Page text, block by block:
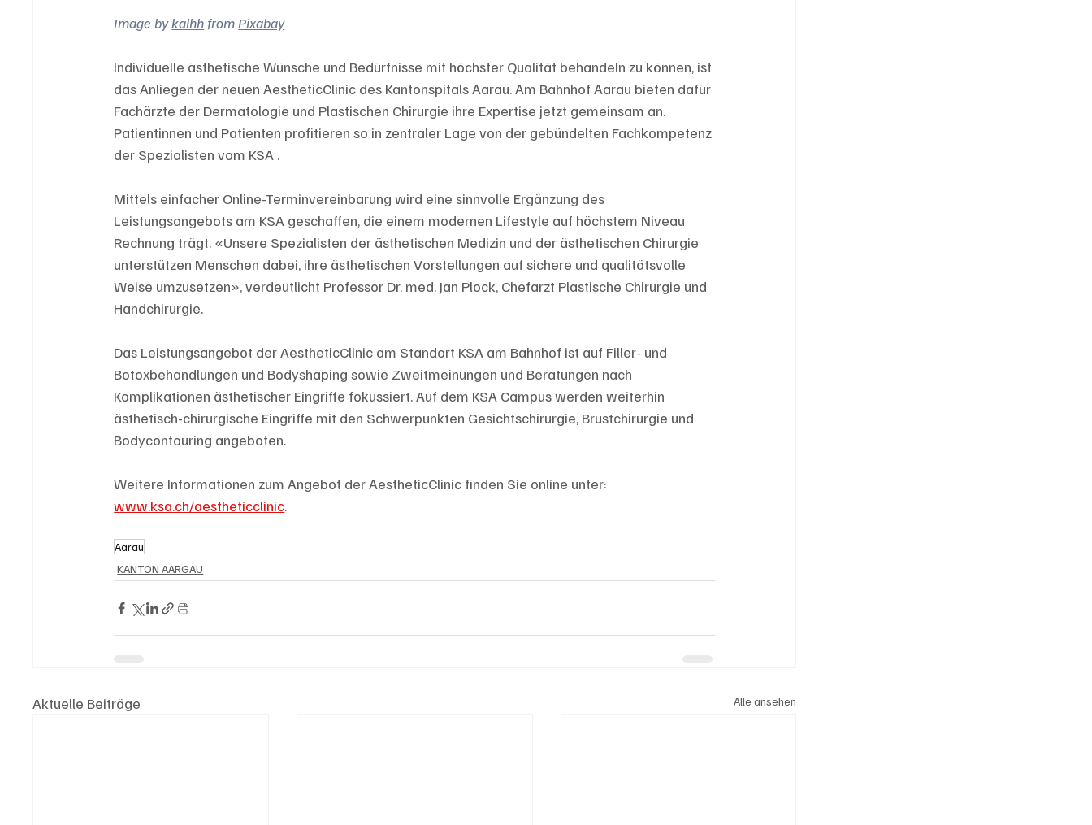
Image by kalhh from Pixabay
Individuelle ästhetische Wünsche und Bedürfnisse mit höchster Qualität behandeln zu können, ist
das Anliegen der neuen AestheticClinic des Kantonspitals Aarau. Am Bahnhof Aarau bieten dafür
Fachärzte der Dermatologie und Plastischen Chirurgie ihre Expertise jetzt gemeinsam an.
Patientinnen und Patienten profitieren so in zentraler Lage von der gebündelten Fachkompetenz
der Spezialisten vom KSA .
Mittels einfacher Online-Terminvereinbarung wird eine sinnvolle Ergänzung des
Leistungsangebots am KSA geschaffen, die einem modernen Lifestyle auf höchstem Niveau
Rechnung trägt. «Unsere Spezialisten der ästhetischen Medizin und der ästhetischen Chirurgie
unterstützen Menschen dabei, ihre ästhetischen Vorstellungen auf sichere und qualitätsvolle
Weise umzusetzen», verdeutlicht Professor Dr. med. Jan Plock, Chefarzt Plastische Chirurgie und
Handchirurgie.
Das Leistungsangebot der AestheticClinic am Standort KSA am Bahnhof ist auf Filler- und
Botoxbehandlungen und Bodyshaping sowie Zweitmeinungen und Beratungen nach
Komplikationen ästhetischer Eingriffe fokussiert. Auf dem KSA Campus werden weiterhin
ästhetisch-chirurgische Eingriffe mit den Schwerpunkten Gesichtschirurgie, Brustchirurgie und
Bodycontouring angeboten.
Weitere Informationen zum Angebot der AestheticClinic finden Sie online unter:
www.ksa.ch/aestheticclinic.
Aarau
KANTON AARGAU
Aktuelle Beiträge Alle ansehen